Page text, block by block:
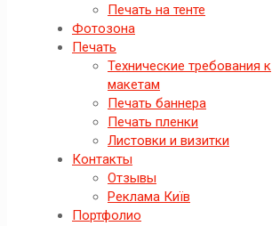
Печать на тенте
Фотозона
Печать
Технические требования к
макетам
Печать баннера
Печать пленки
Листовки и визитки
Контакты
Отзывы
Реклама Київ
Портфолио